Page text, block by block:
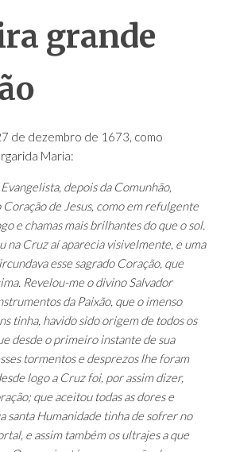
grande
de dezembro de 1673, como
Maria:
Evangelista, depois da Comunhão,
de Jesus, como em refulgente
e chamas mais brilhantes do que o sol.
na Cruz aí aparecia visivelmente, e uma
esse sagrado Coração, que
Revelou-me o divino Salvador
da Paixão, que o imenso
tinha, havido sido origem de todos os
desde o primeiro instante de sua
tormentos e desprezos lhe foram
logo a Cruz foi, por assim dizer,
que aceitou todas as dores e
santa Humanidade tinha de sofrer no
e assim também os ultrajes a que